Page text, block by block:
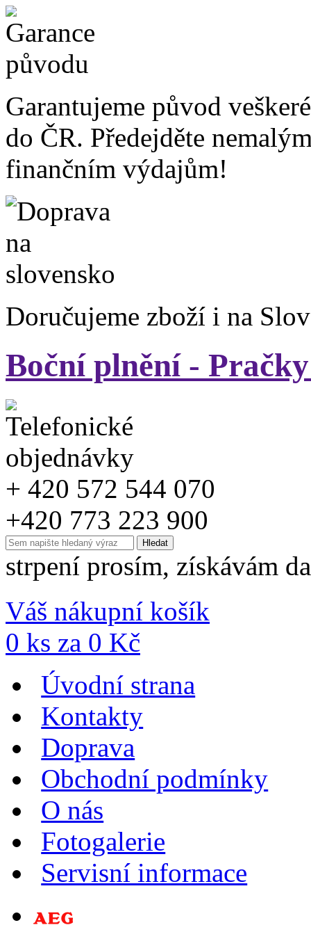
Garantujeme původ
do ČR. Předejděte
finančním výdajům!
Doručujeme zboží i na
Boční plnění -
+ 420 572 544 070
+420 773 223 900
strpení prosím, získávám
Váš nákupní košík
0 ks za 0 Kč
Úvodní strana
Kontakty
Doprava
Obchodní podmínky
O nás
Fotogalerie
Servisní informace